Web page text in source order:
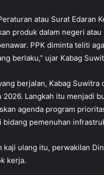
atau Surat Edaran
produk dalam negeri
PPK diminta teliti
berlaku,” ujar Kabag
berjalan, Kabag
2026. Langkah itu menjadi
agenda program
bidang pemenuhan
kaji ulang itu, perwakilan
kerja.